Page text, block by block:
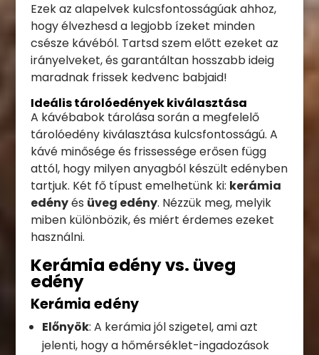
Ezek az alapelvek kulcsfontosságúak ahhoz,
hogy élvezhesd a legjobb ízeket minden
csésze kávéból. Tartsd szem előtt ezeket az
irányelveket, és garantáltan hosszabb ideig
maradnak frissek kedvenc babjaid!
Ideális tárolóedények kiválasztása
A kávébabok tárolása során a megfelelő
tárolóedény kiválasztása kulcsfontosságú. A
kávé minősége és frissessége erősen függ
attól, hogy milyen anyagból készült edényben
tartjuk. Két fő típust emelhetünk ki: kerámia
edényés üveg edény. Nézzük meg, melyik
miben különbözik, és miért érdemes ezeket
használni.
Kerámia edény vs. üveg
edény
Kerámia edény
Előnyök: A kerámia jól szigetel, ami azt
jelenti, hogy a hőmérséklet-ingadozások